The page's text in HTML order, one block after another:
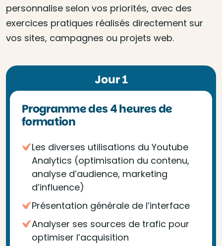
personnalise selon vos priorités, avec des
exercices pratiques réalisés directement sur
vos sites, campagnes ou projets web.
Jour 1
Programme des 4 heures de
formation
Les diverses utilisations du Youtube
Analytics (optimisation du contenu,
analyse d’audience, marketing
d’influence)
Présentation générale de l’interface
Analyser ses sources de trafic pour
optimiser l’acquisition